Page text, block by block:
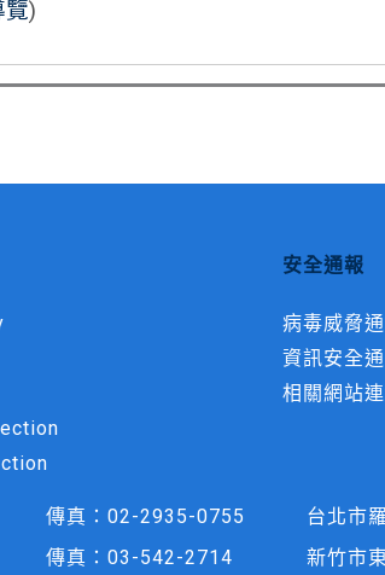
覽)
安全通報
病毒威脅
資訊安全
相關網站
傳真： 02-2935-0755
台北市
傳真： 03-542-2714 新竹市